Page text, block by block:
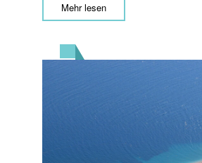
Mehr lesen